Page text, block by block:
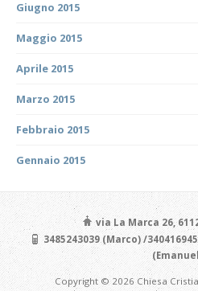
Giugno 2015
Maggio 2015
Aprile 2015
Marzo 2015
Febbraio 2015
Gennaio 2015
via La Marca 26,
3485243039 (Marco) /
Copyright © 2026 Chiesa